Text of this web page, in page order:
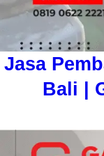
Jasa
Bali |